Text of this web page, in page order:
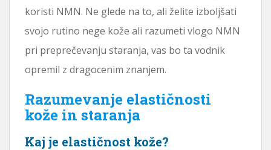
koristi NMN. Ne glede na to, ali želite izboljšati
svojo rutino nege kože ali razumeti vlogo NMN
pri preprečevanju staranja, vas bo ta vodnik
opremil z dragocenim znanjem.
Razumevanje elastičnosti
kože in staranja
Kaj je elastičnost kože?